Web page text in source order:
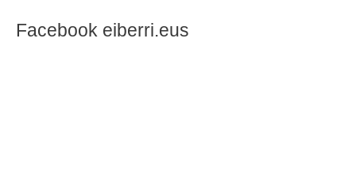
Facebook eiberri.eus